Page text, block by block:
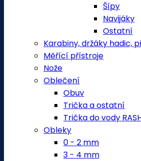
Šípy
Navijáky
Ostatní
Karabiny, držáky hadic,
Měřící přístroje
Nože
Oblečení
Obuv
Trička a ostatní
Trička do vody
Obleky
0 - 2 mm
3 - 4 mm